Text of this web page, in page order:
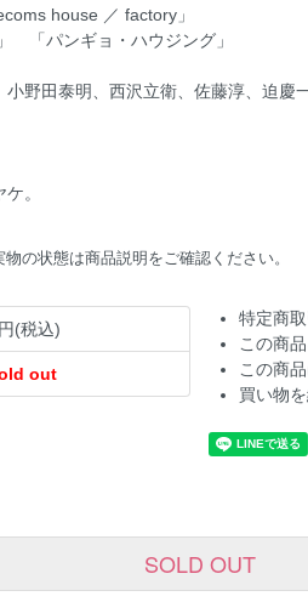
house ／ factory」
「パンギョ・ハウジング」
野田泰明、西沢立衛、佐藤淳、迫慶
。
の状態は商品説明をご確認ください。
(税込)
out
特定商
この商
この商
買い物
SOLD OUT